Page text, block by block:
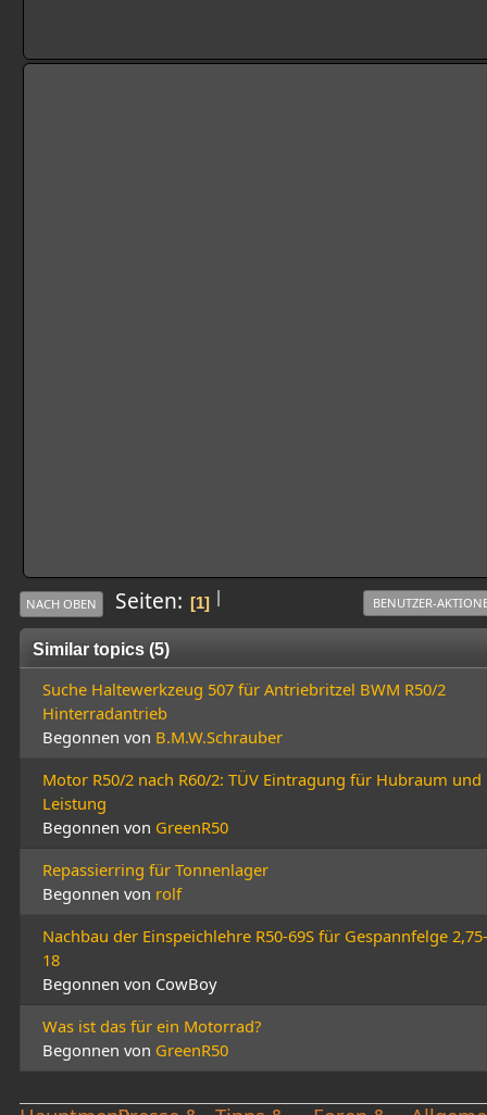
|
NACH OBEN Seiten 1 BENUTZER-
Similar topics (5)
Suche Haltewerkzeug 507 für Antriebritzel BWM R50/2
Hinterradantrieb
Begonnen von B.M.W.Schrauber
Motor R50/2 nach R60/2: TÜV Eintragung für Hubraum und
Leistung
Begonnen von GreenR50
Repassierring für Tonnenlager
Begonnen von rolf
Nachbau der Einspeichlehre R50-69S für Gespannfelge 2,75-
18
Begonnen von CowBoy
Was ist das für ein Motorrad?
Begonnen von GreenR50